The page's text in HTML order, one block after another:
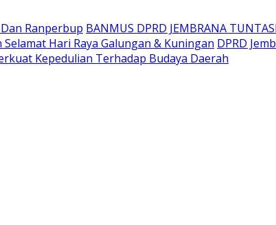
Ranperbup BANMUS DPRD JEMBRANA
Hari Raya Galungan & Kuningan DPRD
Kepedulian Terhadap Budaya Daerah